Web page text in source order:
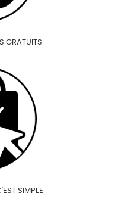
GRATUITS
SIMPLE